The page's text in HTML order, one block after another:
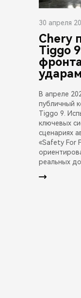
30 апреля
Chery
Tiggo
В апреле
публичный
Tiggo 9.
ключевых
сценариях
«Safety For
реальных